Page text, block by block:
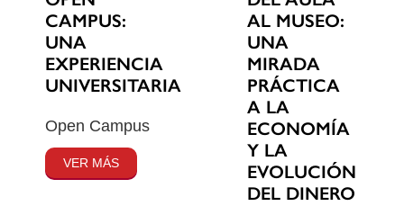
CAMPUS:
UNA
EXPERIENCIA
UNIVERSITARIA
Open Campus
VER MÁS
AL MUSEO:
UNA
MIRADA
PRÁCTICA
A LA
ECONOMÍA
Y LA
EVOLUCIÓN
DEL DINERO